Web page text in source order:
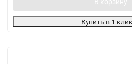
В корзину
Купить в 1 клик